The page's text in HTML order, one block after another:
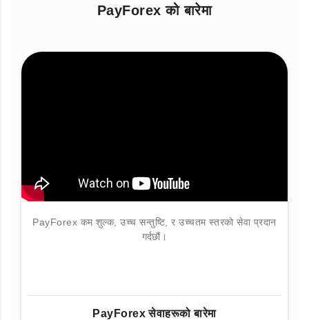
PayForex को बारेमा
PayForex कम शुल्क, उच्च सन्तुष्टि, र उच्चतम स्तरको सेवा प्रदान
गर्दछौं।
PayForex सेवाहरूको बारेमा